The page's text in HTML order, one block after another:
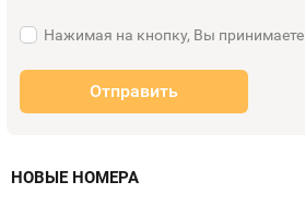
Нажимая на кнопку, Вы принимаете
Отправить
НОВЫЕ НОМЕРА